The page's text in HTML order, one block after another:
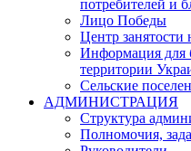
потребителей и
Лицо Победы
Центр занятости
Информация для
территории
Сельские
АДМИНИСТРАЦИЯ
Структура
Полномочия,